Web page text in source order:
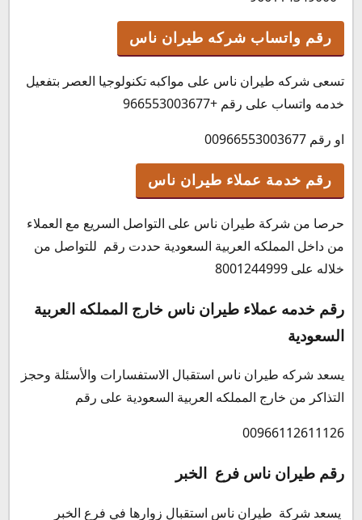
رقم واتساب شركه طيران ناس
تسعى شركه طيران ناس على مواكبه تكنولوجيا العصر بتفعيل
خدمه واتساب على رقم +966553003677
او رقم 00966553003677
رقم خدمة عملاء طيران ناس
حرصا من شركة طيران ناس على التواصل السريع مع العملاء
من داخل المملكه العربية السعودية حددت رقم للتواصل من
خلاله على 8001244999
رقم خدمه عملاء طيران ناس خارج المملكه العربية
السعودية
يسعد شركه طيران ناس استقبال الاستفسارات والأسئلة وحجز
التذاكر من خارج المملكه العربية السعودية على رقم
00966112611126
رقم طيران ناس فرع الخبر
يسعد شركة طيران ناس استقبال زوارها في فرع الخبر